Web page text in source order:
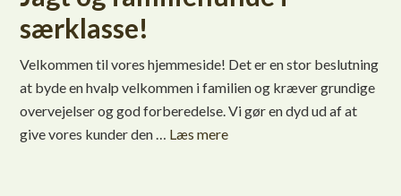
særklasse!
Velkommen til vores hjemmeside! Det er en stor beslutning
at byde en hvalp velkommen i familien og kræver grundige
overvejelser og god forberedelse. Vi gør en dyd ud af at
give vores kunder den … Læs mere